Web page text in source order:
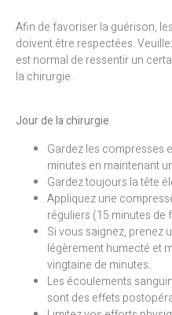
Afin de favoriser la guérison,
doivent être respectées.
est normal de ressentir un
la chirurgie.
Jour de la chirurgie
Gardez les compresses
minutes en maintenant
Gardez toujours la tête
Appliquez une
réguliers (15 minutes de
Si vous saignez, prenez
légèrement humecté et
vingtaine de minutes.
Les écoulements
sont des effets